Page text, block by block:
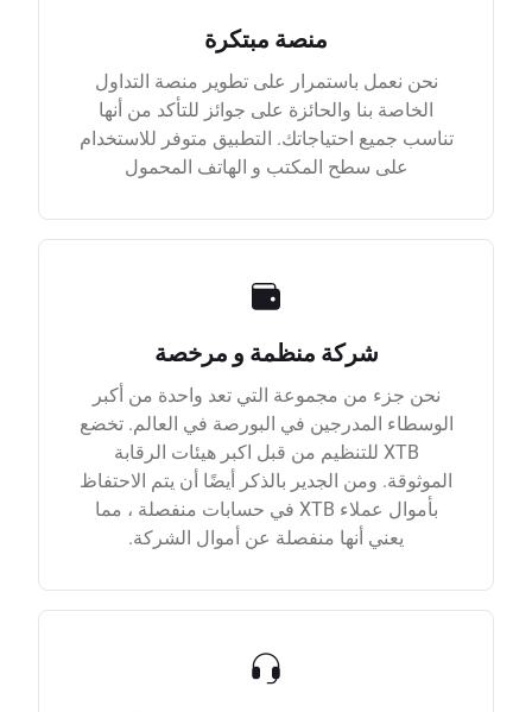
منصة مبتكرة
نحن نعمل باستمرار على تطوير منصة التداول
الخاصة بنا والحائزة على جوائز للتأكد من أنها
تناسب جميع احتياجاتك. التطبيق متوفر للاستخدام
على سطح المكتب و الهاتف المحمول
شركة منظمة و مرخصة
نحن جزء من مجموعة التي تعد واحدة من أكبر
الوسطاء المدرجين في البورصة في العالم. تخضع
XTB للتنظيم من قبل اكبر هيئات الرقابة
الموثوقة. ومن الجدير بالذكر أيضًا أن يتم الاحتفاظ
بأموال عملاء XTB في حسابات منفصلة ، مما
يعني أنها منفصلة عن أموال الشركة.